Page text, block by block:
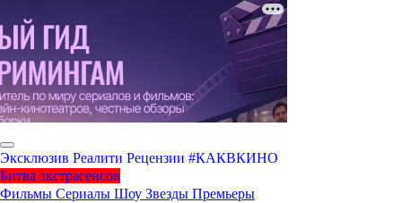
Эксклюзив Реалити Рецензии #КАКВКИНО
Битва экстрасенсов
Фильмы Сериалы Шоу Звезды Премьеры